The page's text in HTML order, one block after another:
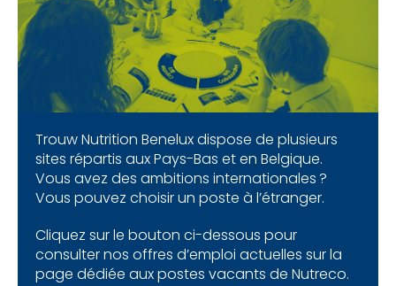
Trouw Nutrition Benelux dispose de plusieurs
sites répartis aux Pays-Bas et en Belgique.
Vous avez des ambitions internationales ?
Vous pouvez choisir un poste à l’étranger.
Cliquez sur le bouton ci-dessous pour
consulter nos offres d’emploi actuelles sur la
page dédiée aux postes vacants de Nutreco.